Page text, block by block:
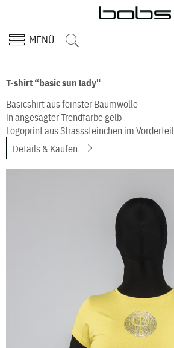
MENÜ
T-shirt “basic sun lady"
Basicshirt aus feinster Baumwolle
in angesagter Trendfarbe gelb
Logoprint aus Strasssteinchen im Vorderteil
Details & Kaufen